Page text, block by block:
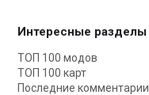
Интересные разделы
ТОП 100 модов
ТОП 100 карт
Последние комментарии